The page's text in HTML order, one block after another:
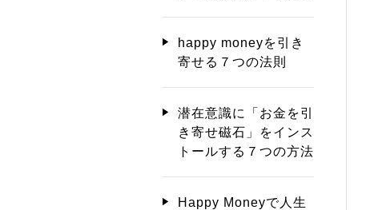
happy moneyを引き
寄せる７つの法則
潜在意識に「お金を引
き寄せ磁石」をインス
トールする７つの方法
Happy Moneyで人生